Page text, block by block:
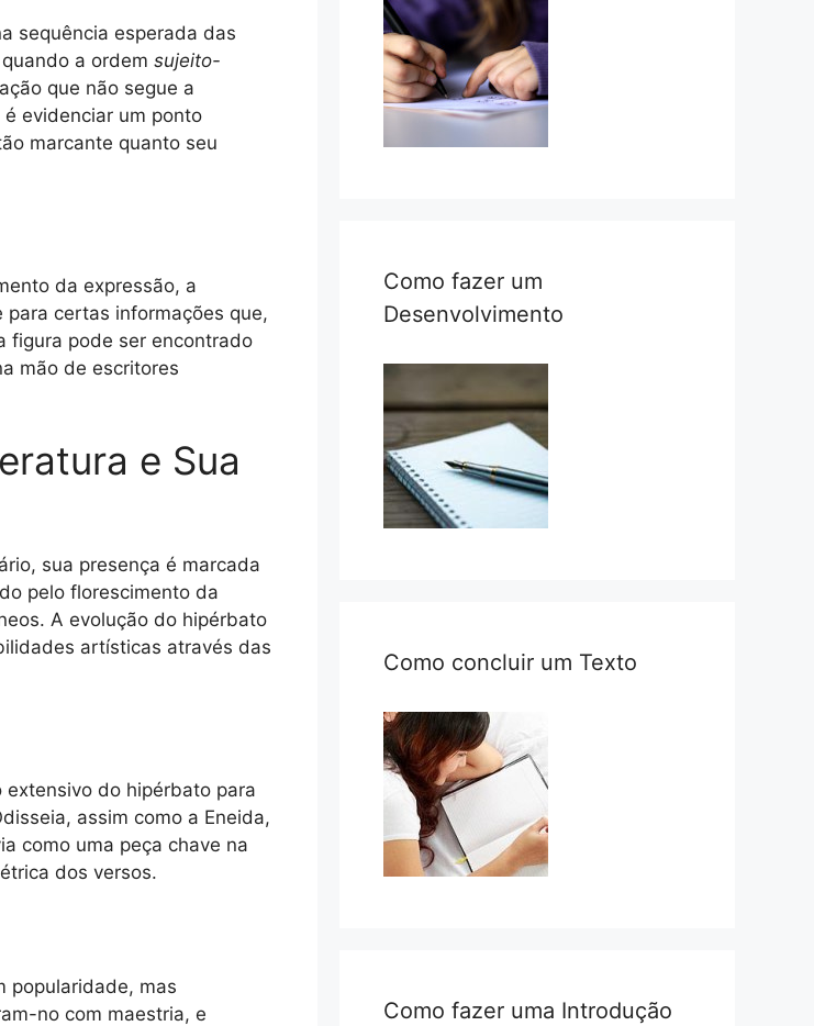
sequência esperada das
a ordem sujeito-
que não segue a
evidenciar um ponto
marcante quanto seu
da expressão, a
certas informações que,
figura pode ser encontrado
mão de escritores
e Sua
sua presença é marcada
pelo florescimento da
A evolução do hipérbato
artísticas através das
do hipérbato para
assim como a Eneida,
como uma peça chave na
dos versos.
popularidade, mas
no com maestria, e
Como fazer um
Desenvolvimento
Como concluir um Texto
Como fazer uma Introdução